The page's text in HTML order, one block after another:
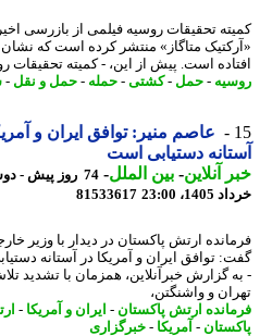
تحقیقات روسیه فیلمی از بازرسی اخیر
متاگاز» منتشر کرده است که نشان می
است. پیش از این، - کمیته تحقیقات
-حمل-کشتی-حمله-حمل و نقل -
عاصم منیر: توافق ایران و آمریکا
دستیابی است
آنلاین-بین الملل-
23:00
81533617
ارتش پاکستان در دیدار با وزیر خارجه
توافق ایران و آمریکا در آستانه دستیابی
گزارش خبرآنلاین، همزمان با تشدید تلاش
و واشنگتن،
ارتش پاکستان-ایران و آمریکا- ارتش
-آمریکا- خبرگزاری